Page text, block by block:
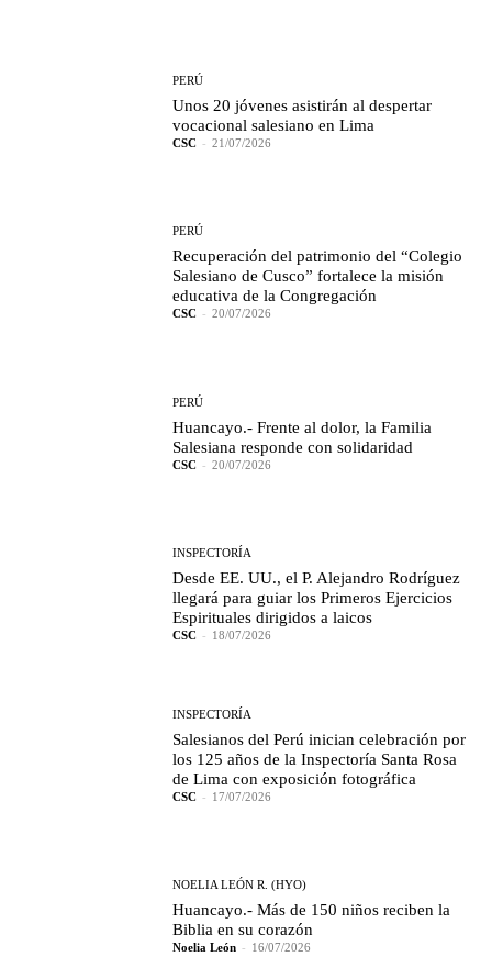
PERÚ
Unos 20 jóvenes asistirán al despertar
vocacional salesiano en Lima
CSC - 21/07/2026
PERÚ
Recuperación del patrimonio del “Colegio
Salesiano de Cusco” fortalece la misión
educativa de la Congregación
CSC - 20/07/2026
PERÚ
Huancayo.- Frente al dolor, la Familia
Salesiana responde con solidaridad
CSC - 20/07/2026
INSPECTORÍA
Desde EE. UU., el P. Alejandro Rodríguez
llegará para guiar los Primeros Ejercicios
Espirituales dirigidos a laicos
CSC - 18/07/2026
INSPECTORÍA
Salesianos del Perú inician celebración por
los 125 años de la Inspectoría Santa Rosa
de Lima con exposición fotográfica
CSC - 17/07/2026
NOELIA LEÓN R. (HYO)
Huancayo.- Más de 150 niños reciben la
Biblia en su corazón
Noelia León - 16/07/2026